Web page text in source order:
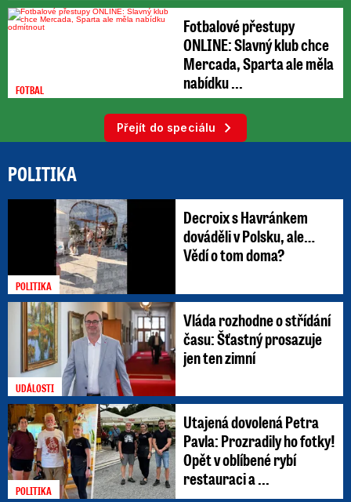
FOTBAL
Fotbalové přestupy
ONLINE: Slavný klub chce
Mercada, Sparta ale měla
nabídku ...
Přejít do speciálu
POLITIKA
POLITIKA
Decroix s Havránkem
dováděli v Polsku, ale…
Vědí o tom doma?
UDÁLOSTI
Vláda rozhodne o střídání
času: Šťastný prosazuje
jen ten zimní
POLITIKA
Utajená dovolená Petra
Pavla: Prozradily ho fotky!
Opět v oblíbené rybí
restauraci a ...